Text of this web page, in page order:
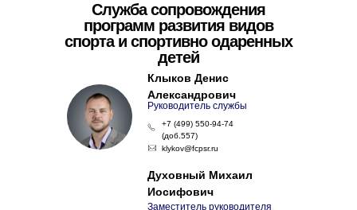
Служба сопровождения
программ развития видов
спорта и спортивно одаренных
детей
Руководитель службы
Клыков Денис
Александрович
klykov@fcpsr.ru
+7 (499) 550-94-74
(доб.557)
Заместитель руководителя
Духовный Михаил
Иосифович